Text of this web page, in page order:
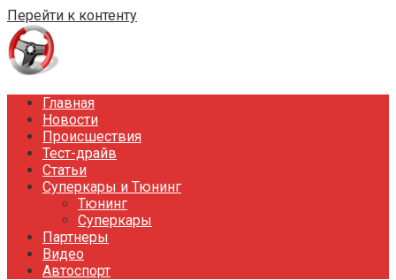
Перейти к контенту
Главная
Новости
Происшествия
Тест-драйв
Статьи
Суперкары и Тюнинг
Тюнинг
Суперкары
Партнеры
Видео
Автоспорт